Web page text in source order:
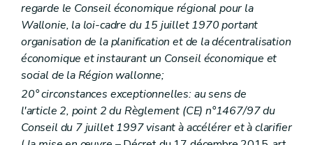
regarde le Conseil économique régional pour la
Wallonie, la loi-cadre du 15 juillet 1970 portant
organisation de la planification et de la décentralisation
économique et instaurant un Conseil économique et
social de la Région wallonne;
20° circonstances exceptionnelles: au sens de
l'article 2, point 2 du Règlement (CE) n°1467/97 du
Conseil du 7 juillet 1997 visant à accélérer et à clarifier